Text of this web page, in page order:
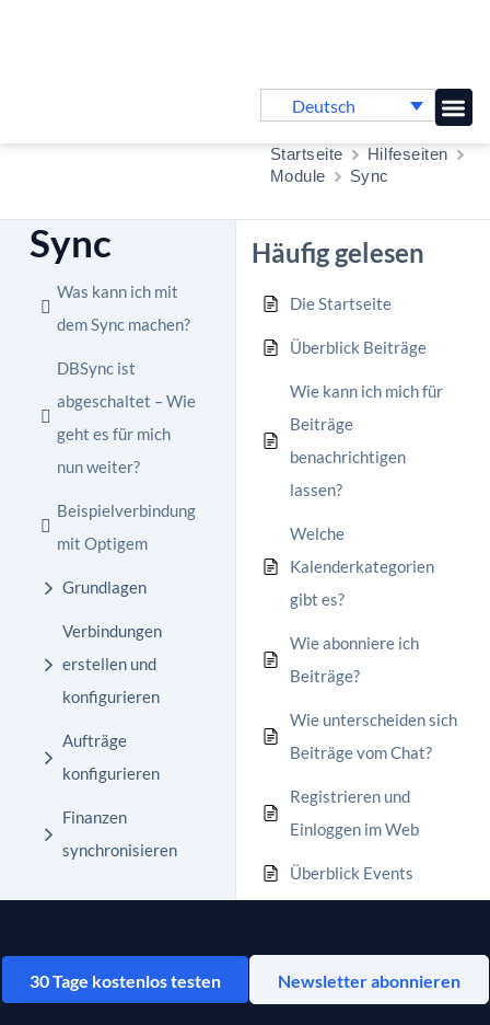
Deutsch
Startseite
Hilfeseiten
Module
Sync
Sync
Was kann ich mit
dem Sync machen?
DBSync ist
abgeschaltet – Wie
geht es für mich
nun weiter?
Beispielverbindung
mit Optigem
Grundlagen
Verbindungen
erstellen und
konfigurieren
Aufträge
konfigurieren
Finanzen
synchronisieren
Häufig gelesen
Die Startseite
Überblick Beiträge
Wie kann ich mich für
Beiträge
benachrichtigen
lassen?
Welche
Kalenderkategorien
gibt es?
Wie abonniere ich
Beiträge?
Wie unterscheiden sich
Beiträge vom Chat?
Registrieren und
Einloggen im Web
Überblick Events
30 Tage kostenlos testen Newsletter abonnieren